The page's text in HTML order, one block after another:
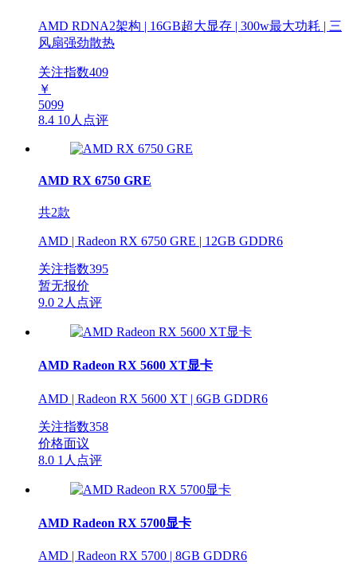
AMD RDNA2架构 | 16GB超大显存 | 300w最大功耗 | 三
风扇强劲散热
关注指数409
￥
5099
8.4 10人点评
AMD RX 6750 GRE
共2款
AMD | Radeon RX 6750 GRE | 12GB GDDR6
关注指数395
暂无报价
9.0 2人点评
AMD Radeon RX 5600 XT显卡
AMD | Radeon RX 5600 XT | 6GB GDDR6
关注指数358
价格面议
8.0 1人点评
AMD Radeon RX 5700显卡
AMD | Radeon RX 5700 | 8GB GDDR6